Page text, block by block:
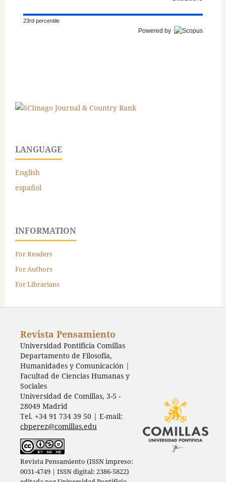
23rd percentile
Powered by
LANGUAGE
English
español
INFORMATION
For Readers
For Authors
For Librarians
Revista Pensamiento
Universidad Pontificia Comillas
Departamento de Filosofía,
Humanidades y Comunicación |
Facultad de Ciencias Humanas y
Sociales
Universidad de Comillas, 3-5 -
28049 Madrid
Tel. +34 91 734 39 50 | E-mail:
cbperez@comillas.edu
Revista Pensamiento (ISSN impreso:
0031-4749 | ISSN digital: 2386-5822)